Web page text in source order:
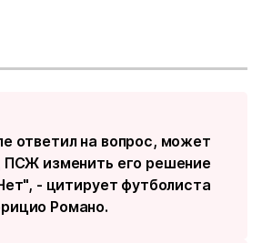
ответил на вопрос, может
ПСЖ изменить его решение
- цитирует футболиста
Романо.